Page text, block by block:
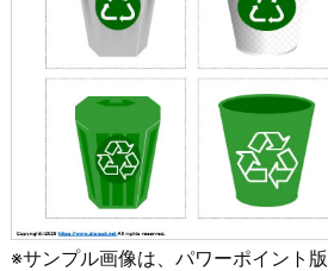
※サンプル画像は、パワーポイント版